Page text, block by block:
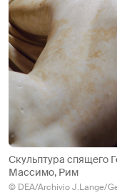
Скульптура спящего
Массимо, Рим
© DEA/Archivio J.Lange/